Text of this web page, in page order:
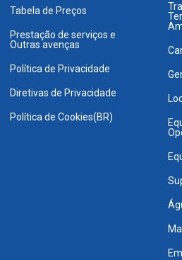
Tabela de Preços
Prestação de serviços e
Outras avenças
Política de Privacidade
Diretivas de Privacidade
Política de Cookies(BR)